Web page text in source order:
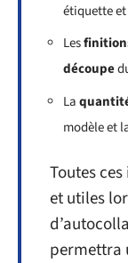
étiquette et
Les
découpe
La
modèle et
Toutes
et utiles
permettra